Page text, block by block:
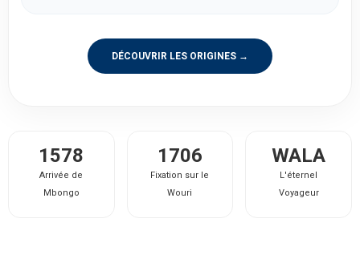
DÉCOUVRIR LES ORIGINES →
1578
Arrivée de
Mbongo
1706
Fixation sur le
Wouri
WALA
L'éternel
Voyageur